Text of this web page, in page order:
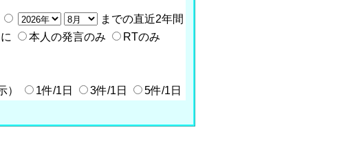
までの直近2年間
本人の発言のみ
RTのみ
） 1件/1日 3件/1日 5件/1日